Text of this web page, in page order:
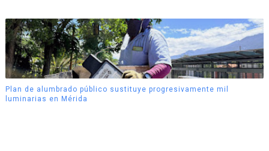
Plan de alumbrado público sustituye progresivamente mil
luminarias en Mérida